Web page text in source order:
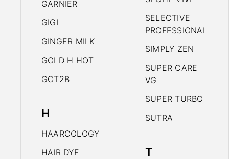
GARNIER
GIGI
GINGER MILK
GOLD H HOT
GOT2B
H
HAARCOLOGY
HAIR DYE
SELECTIVE
PROFESSIONAL
SIMPLY ZEN
SUPER CARE
VG
SUPER TURBO
SUTRA
T